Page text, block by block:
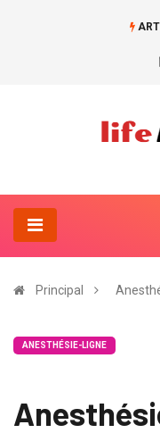
Principal
ANESTHÉSIE-LIGNE